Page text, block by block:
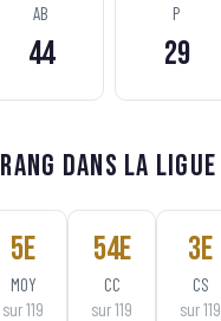
AB
44
P
29
Rang dans la ligue
5e
MOY
sur119
54e
CC
sur119
3e
CS
sur119